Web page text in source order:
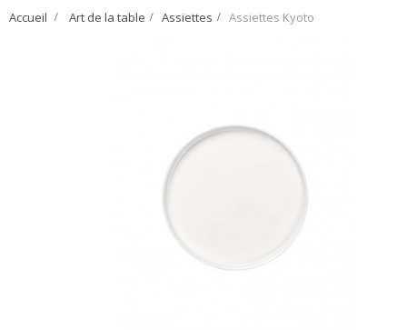
Accueil > Art de la table > Assiettes > Assiettes Kyoto